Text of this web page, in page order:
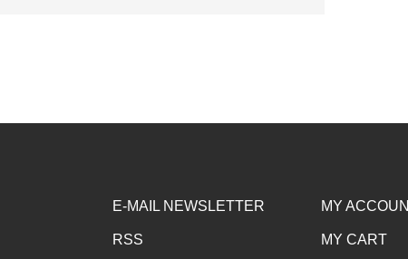
E-MAIL NEWSLETTER
RSS
MY
MY CART